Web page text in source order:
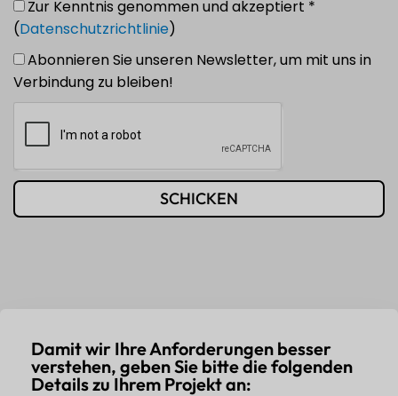
Zur Kenntnis genommen und akzeptiert *
(Datenschutzrichtlinie)
Abonnieren Sie unseren Newsletter, um mit uns in
Verbindung zu bleiben!
SCHICKEN
Damit wir Ihre Anforderungen besser
verstehen, geben Sie bitte die folgenden
Details zu Ihrem Projekt an: